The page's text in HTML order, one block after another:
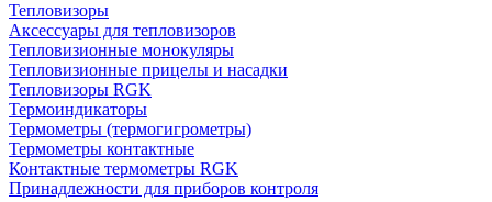
Тепловизоры
Аксессуары для тепловизоров
Тепловизионные монокуляры
Тепловизионные прицелы и насадки
Тепловизоры RGK
Термоиндикаторы
Термометры (термогигрометры)
Термометры контактные
Контактные термометры RGK
Принадлежности для приборов контроля